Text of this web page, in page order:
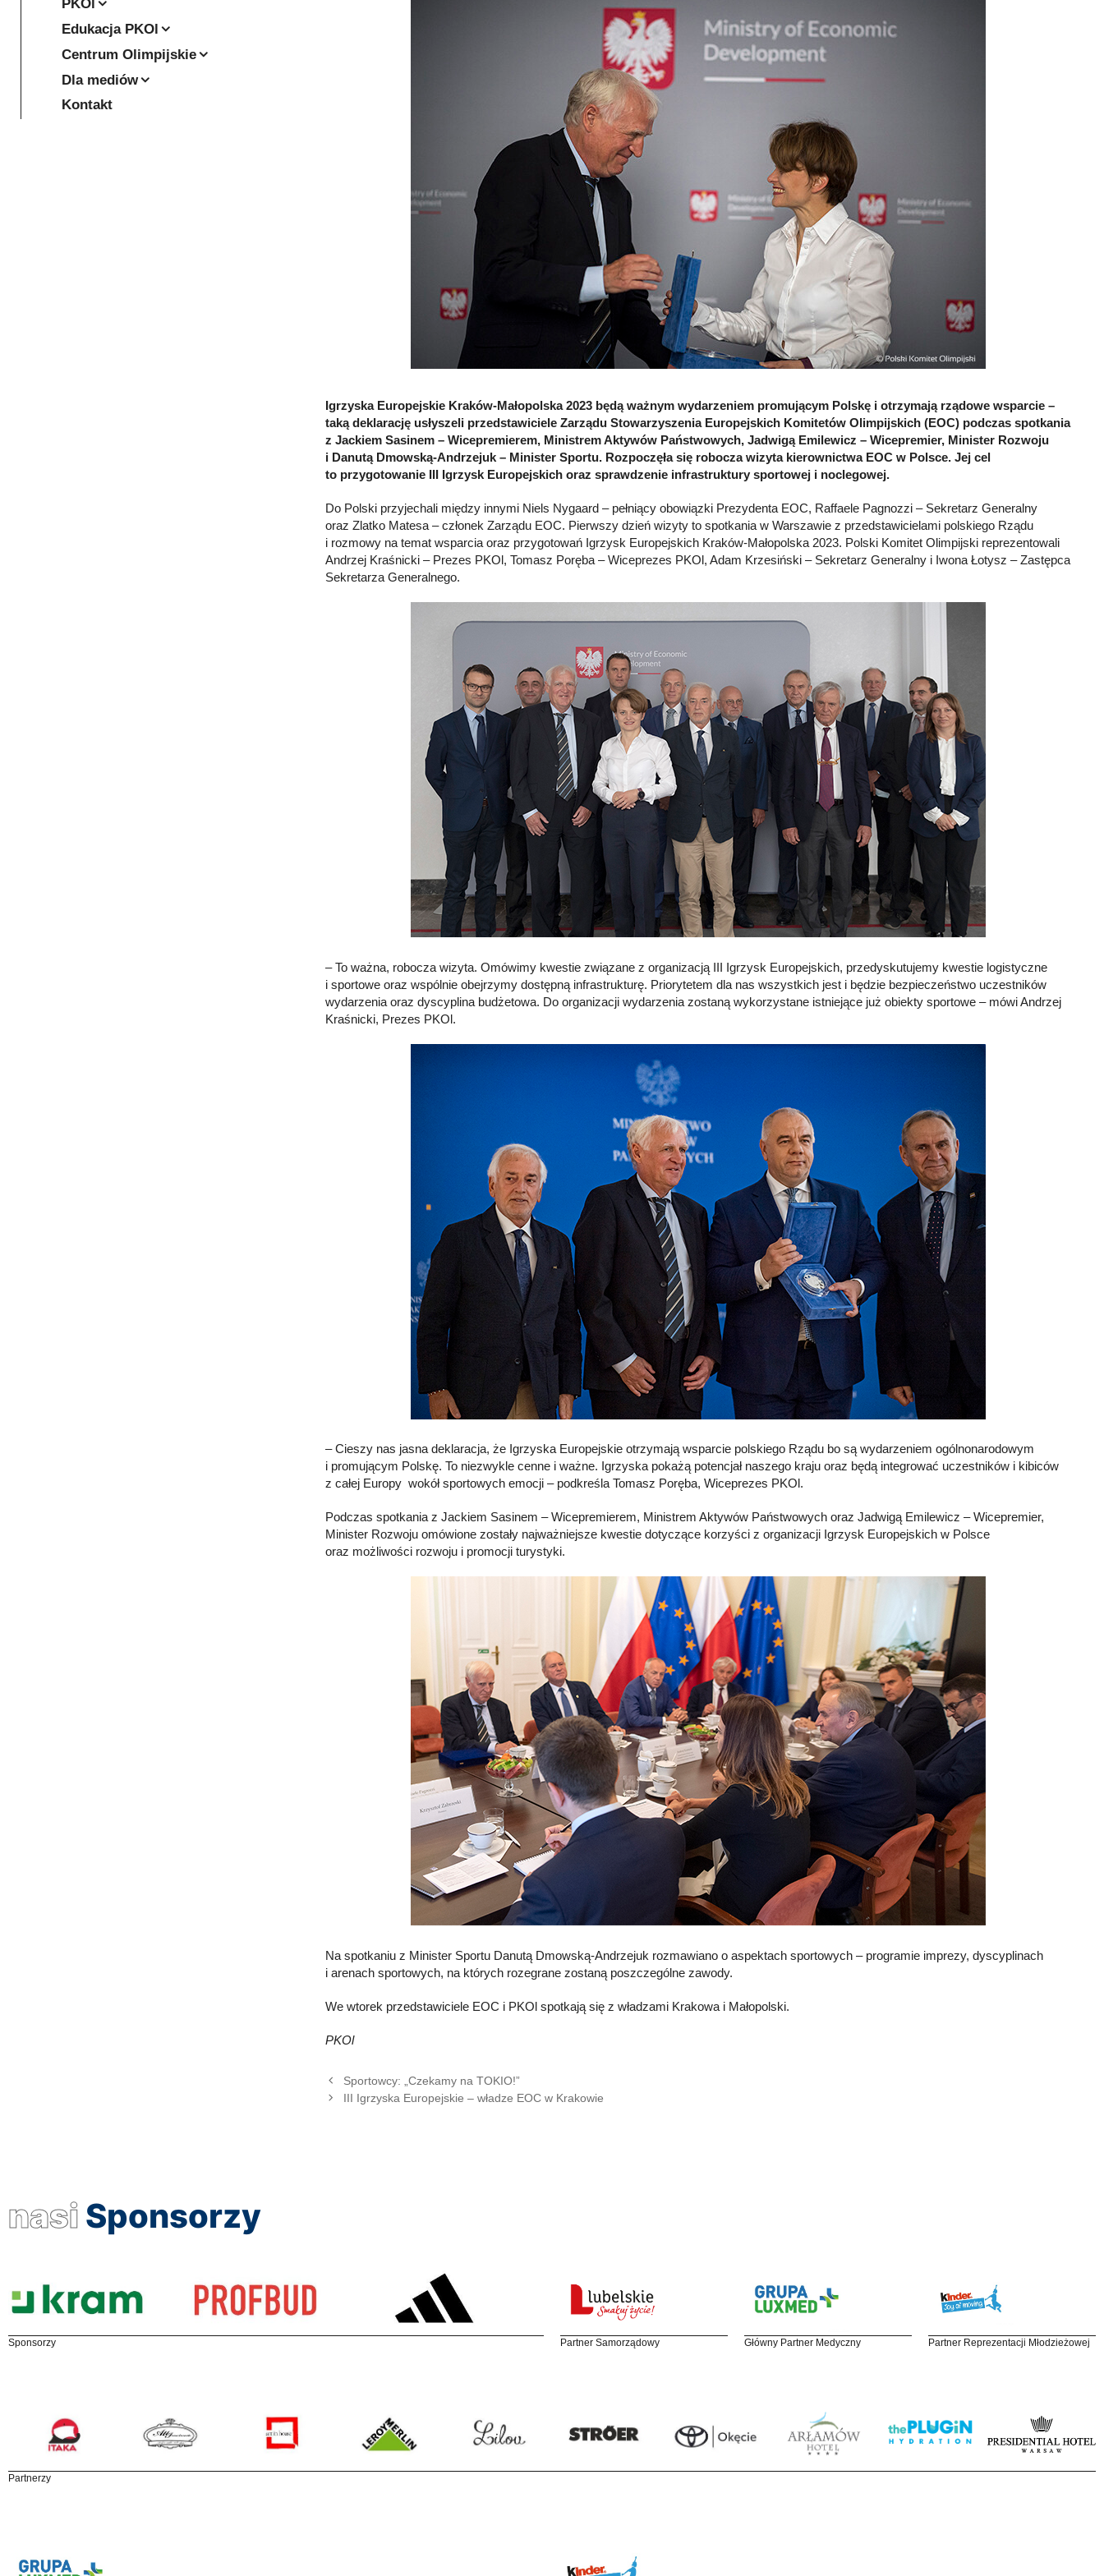
Igrzyska Europejskie Kraków-Małopolska 2023 będą ważnym wydarzeniem promującym Polskę i otrzymają rządowe wsparcie –
taką deklarację usłyszeli przedstawiciele Zarządu Stowarzyszenia Europejskich Komitetów Olimpijskich (EOC) podczas spotkania
z Jackiem Sasinem – Wicepremierem, Ministrem Aktywów Państwowych, Jadwigą Emilewicz – Wicepremier, Minister Rozwoju
i Danutą Dmowską-Andrzejuk – Minister Sportu. Rozpoczęła się robocza wizyta kierownictwa EOC w Polsce. Jej cel
to przygotowanie III Igrzysk Europejskich oraz sprawdzenie infrastruktury sportowej i noclegowej.
Do Polski przyjechali między innymi Niels Nygaard – pełniący obowiązki Prezydenta EOC, Raffaele Pagnozzi – Sekretarz Generalny
oraz Zlatko Matesa – członek Zarządu EOC. Pierwszy dzień wizyty to spotkania w Warszawie z przedstawicielami polskiego Rządu
i rozmowy na temat wsparcia oraz przygotowań Igrzysk Europejskich Kraków-Małopolska 2023. Polski Komitet Olimpijski reprezentowali
Andrzej Kraśnicki – Prezes PKOl, Tomasz Poręba – Wiceprezes PKOl, Adam Krzesiński – Sekretarz Generalny i Iwona Łotysz – Zastępca
Sekretarza Generalnego.
– To ważna, robocza wizyta. Omówimy kwestie związane z organizacją III Igrzysk Europejskich, przedyskutujemy kwestie logistyczne
i sportowe oraz wspólnie obejrzymy dostępną infrastrukturę. Priorytetem dla nas wszystkich jest i będzie bezpieczeństwo uczestników
wydarzenia oraz dyscyplina budżetowa. Do organizacji wydarzenia zostaną wykorzystane istniejące już obiekty sportowe – mówi Andrzej
Kraśnicki, Prezes PKOl.
– Cieszy nas jasna deklaracja, że Igrzyska Europejskie otrzymają wsparcie polskiego Rządu bo są wydarzeniem ogólnonarodowym
i promującym Polskę. To niezwykle cenne i ważne. Igrzyska pokażą potencjał naszego kraju oraz będą integrować uczestników i kibiców
z całej Europy wokół sportowych emocji – podkreśla Tomasz Poręba, Wiceprezes PKOl.
Podczas spotkania z Jackiem Sasinem – Wicepremierem, Ministrem Aktywów Państwowych oraz Jadwigą Emilewicz – Wicepremier,
Minister Rozwoju omówione zostały najważniejsze kwestie dotyczące korzyści z organizacji Igrzysk Europejskich w Polsce
oraz możliwości rozwoju i promocji turystyki.
Na spotkaniu z Minister Sportu Danutą Dmowską-Andrzejuk rozmawiano o aspektach sportowych – programie imprezy, dyscyplinach
i arenach sportowych, na których rozegrane zostaną poszczególne zawody.
We wtorek przedstawiciele EOC i PKOl spotkają się z władzami Krakowa i Małopolski.
PKOl
Sportowcy: „Czekamy na TOKIO!”
III Igrzyska Europejskie – władze EOC w Krakowie
PKOl
Edukacja PKOl
Centrum Olimpijskie
Dla mediów
Kontakt
nasi Sponsorzy
Sponsorzy Partner Samorządowy Główny Partner Medyczny Partner Reprezentacji Młodzieżowej
Partnerzy